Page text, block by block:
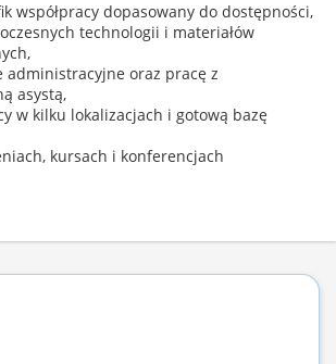
współpracy dopasowany do dostępności,
technologii i materiałów
administracyjne oraz pracę z
asystą,
w kilku lokalizacjach i gotową bazę
kursach i konferencjach